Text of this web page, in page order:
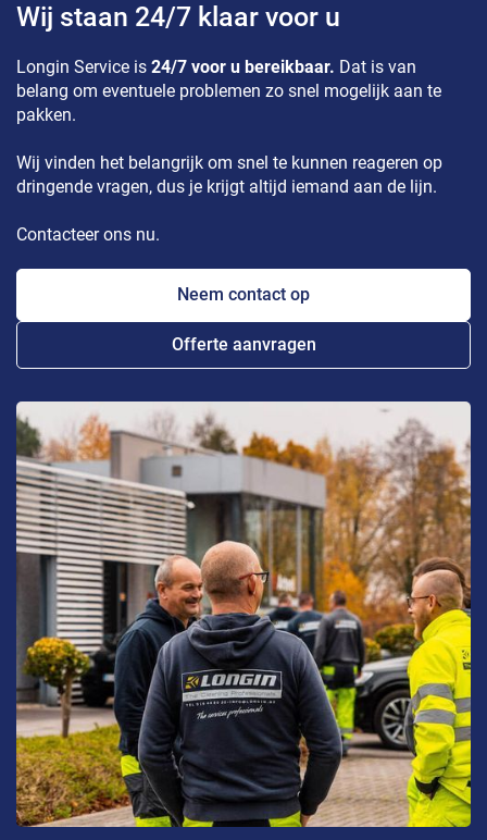
Wij staan 24/7 klaar voor u
Longin Service is 24/7 voor u bereikbaar. Dat is van
belang om eventuele problemen zo snel mogelijk aan te
pakken.
Wij vinden het belangrijk om snel te kunnen reageren op
dringende vragen, dus je krijgt altijd iemand aan de lijn.
Contacteer ons nu.
Neem contact op
Offerte aanvragen